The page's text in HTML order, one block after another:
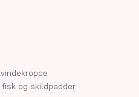
og skildpadder